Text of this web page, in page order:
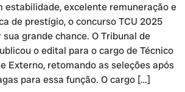
estabilidade, excelente remuneração e
de prestígio, o concurso TCU 2025
grande chance. O Tribunal de
o edital para o cargo de Técnico
Externo, retomando as seleções após
para essa função. O cargo […]